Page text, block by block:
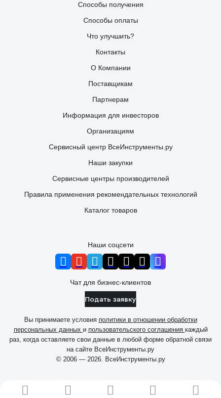
Способы получения
Способы оплаты
Что улучшить?
Контакты
О Компании
Поставщикам
Партнерам
Информация для инвесторов
Организациям
Сервисный центр ВсеИнструменты.ру
Наши закупки
Сервисные центры производителей
Правила применения рекомендательных технологий
Каталог товаров
Наши соцсети
Чат для бизнес-клиентов
Подать заявку
Вы принимаете условия политики в отношении обработки
персональных данных и пользовательского соглашения каждый
раз, когда оставляете свои данные в любой форме обратной связи
на сайте ВсеИнструменты.ру
© 2006 — 2026. ВсеИнструменты.ру